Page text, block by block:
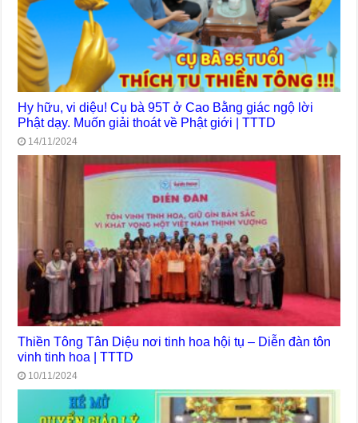
Hy hữu, vi diệu! Cụ bà 95T ở Cao Bằng giác ngộ lời
Phật dạy. Muốn giải thoát về Phật giới | TTTD
14/11/2024
Thiền Tông Tân Diệu nơi tinh hoa hội tụ – Diễn đàn tôn
vinh tinh hoa | TTTD
10/11/2024